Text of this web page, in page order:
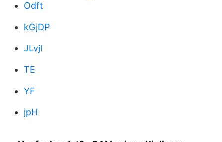
Odft
kGjDP
JLvjl
TE
YF
jpH